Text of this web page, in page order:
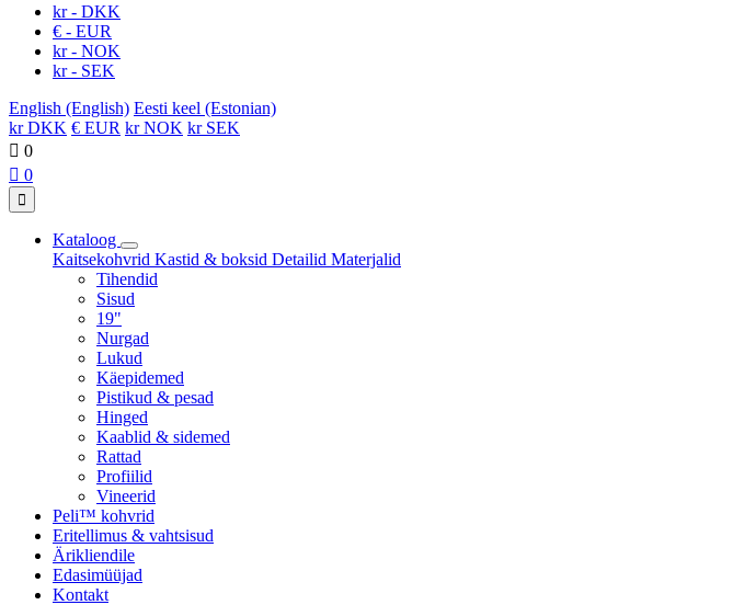
kr - DKK
€ - EUR
kr - NOK
kr - SEK
English (English) Eesti keel (Estonian)
kr DKK € EUR kr NOK kr SEK
 0
 0

Kataloog
Kaitsekohvrid Kastid & boksid Detailid Materjalid
Tihendid
Sisud
19"
Nurgad
Lukud
Käepidemed
Pistikud & pesad
Hinged
Kaablid & sidemed
Rattad
Profiilid
Vineerid
Peli™ kohvrid
Eritellimus & vahtsisud
Ärikliendile
Edasimüüjad
Kontakt